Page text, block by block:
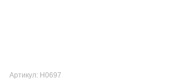
Артикул: Н0697